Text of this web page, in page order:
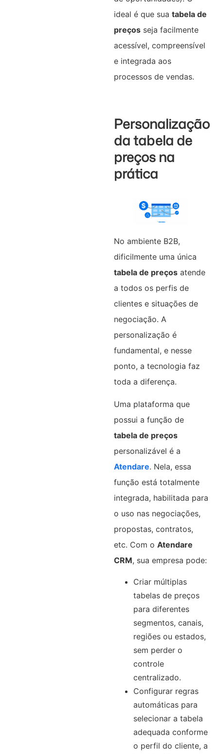
ideal é que sua tabela de
preçosseja facilmente
acessível, compreensível
e integrada aos
processos de vendas.
Personalização
da tabela de
preços na
prática
No ambiente B2B,
dificilmente uma única
tabela de preçosatende
a todos os perfis de
clientes e situações de
negociação. A
personalização é
fundamental, e nesse
ponto, a tecnologia faz
toda a diferença.
Uma plataforma que
possui a função de
tabela de preços
personalizável é a
Atendare. Nela, essa
função está totalmente
integrada, habilitada para
o uso nas negociações,
propostas, contratos,
etc. Com o Atendare
CRM, sua empresa pode:
Criar múltiplas
tabelas de preços
para diferentes
segmentos, canais,
regiões ou estados,
sem perder o
controle
centralizado.
Configurar regras
automáticas para
selecionar a tabela
adequada conforme
o perfil do cliente, a